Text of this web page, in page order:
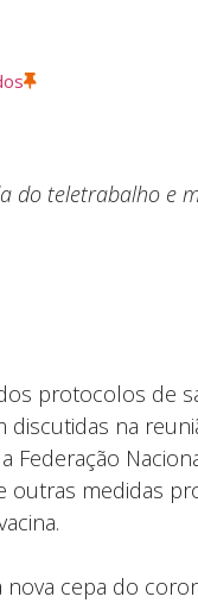
do teletrabalho e
protocolos de
na
outras medidas
cepa do